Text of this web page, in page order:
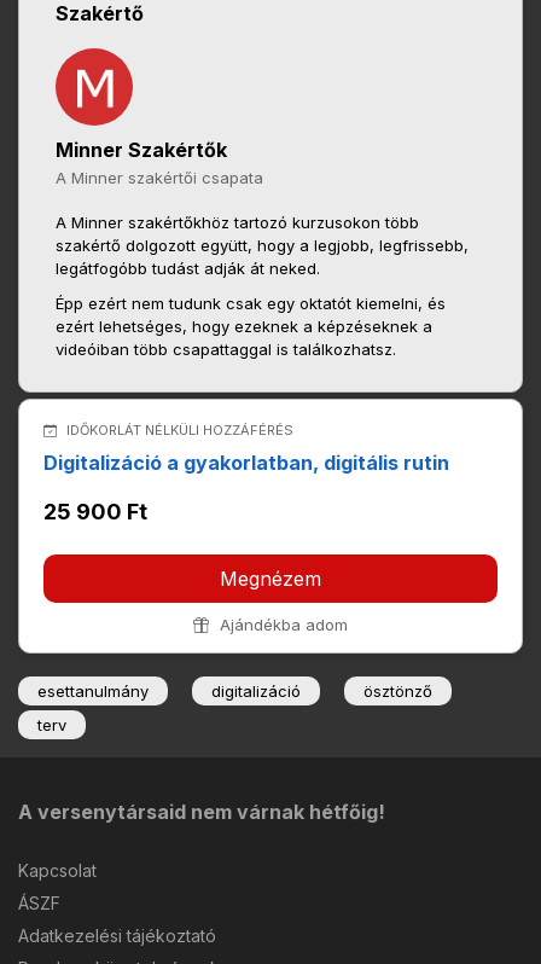
Szakértő
Minner Szakértők
A Minner szakértői csapata
A Minner szakértőkhöz tartozó kurzusokon több
szakértő dolgozott együtt, hogy a legjobb, legfrissebb,
legátfogóbb tudást adják át neked.
Épp ezért nem tudunk csak egy oktatót kiemelni, és
ezért lehetséges, hogy ezeknek a képzéseknek a
videóiban több csapattaggal is találkozhatsz.
IDŐKORLÁT NÉLKÜLI HOZZÁFÉRÉS
Digitalizáció a gyakorlatban, digitális rutin
25 900 Ft
Megnézem
Ajándékba adom
esettanulmány digitalizáció
ösztönző
terv
A versenytársaid nem várnak hétfőig!
Kapcsolat
ÁSZF
Adatkezelési tájékoztató